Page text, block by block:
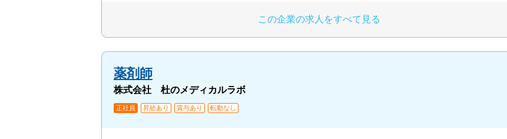
この企業の求人をすべて見る
薬剤師
株式会社 杜のメディカルラボ
正社員 昇給あり 賞与あり 転勤なし